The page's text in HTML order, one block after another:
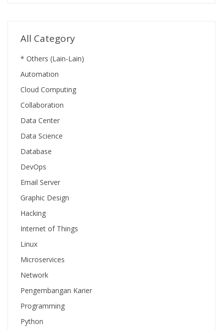
All Category
* Others (Lain-Lain)
Automation
Cloud Computing
Collaboration
Data Center
Data Science
Database
DevOps
Email Server
Graphic Design
Hacking
Internet of Things
Linux
Microservices
Network
Pengembangan Karier
Programming
Python